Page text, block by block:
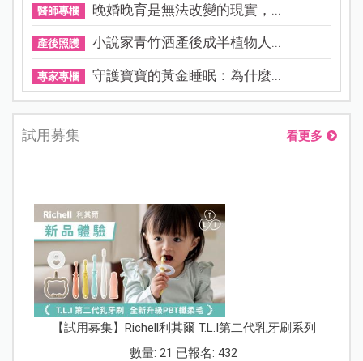
醫師專欄 晚婚晚育是無法改變的現實，...
產後照護 小說家青竹酒產後成半植物人...
專家專欄 守護寶寶的黃金睡眠：為什麼...
試用募集 看更多
【試用募集】Richell利其爾 T.L.I第二代乳牙刷系列
數量: 21 已報名: 432